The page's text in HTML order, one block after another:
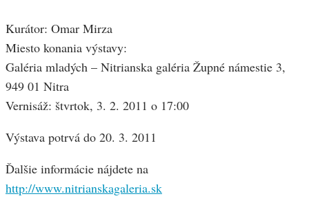
Kurátor: Omar Mirza
Miesto konania výstavy:
Galéria mladých – Nitrianska galéria Župné námestie 3,
949 01 Nitra
Vernisáž: štvrtok, 3. 2. 2011 o 17:00
Výstava potrvá do 20. 3. 2011
Ďalšie informácie nájdete na
http://www.nitrianskagaleria.sk